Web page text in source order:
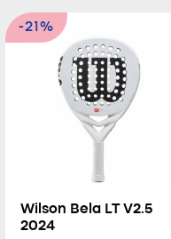
-21%
Wilson Bela LT V2.5
2024